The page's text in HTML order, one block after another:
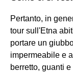
Pertanto, in
tour sull'Etna
portare un
impermeabile e
berretto, guanti